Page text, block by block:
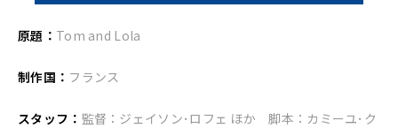
原題： Tom and Lola
制作国： フランス
スタッフ： 監督：ジェイソン･ロフェ ほか 脚本：カミーユ･ク